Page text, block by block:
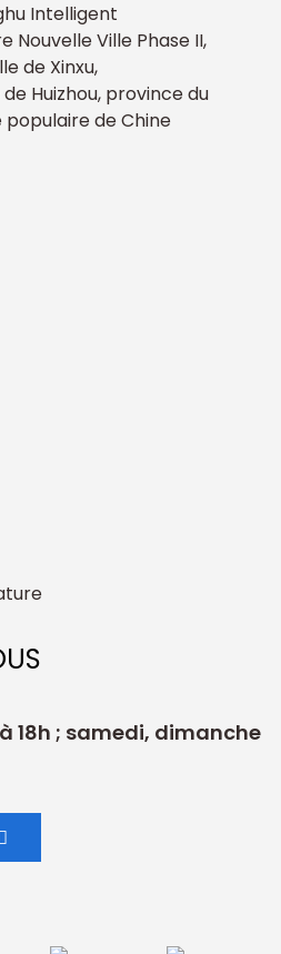
Intelligent
Nouvelle Ville Phase II,
de Xinxu,
Huizhou, province du
populaire de Chine
18h ; samedi, dimanche